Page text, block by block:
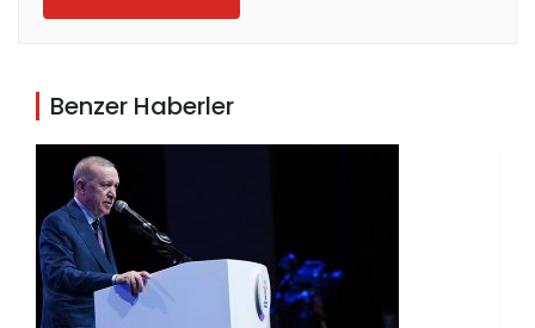
Benzer Haberler